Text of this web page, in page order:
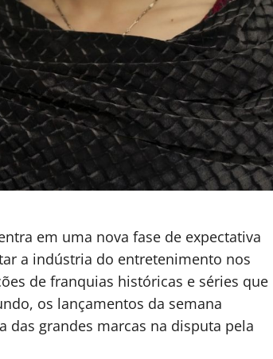
em uma nova fase de expectativa
a indústria do entretenimento nos
de franquias históricas e séries que
os lançamentos da semana
das grandes marcas na disputa pela